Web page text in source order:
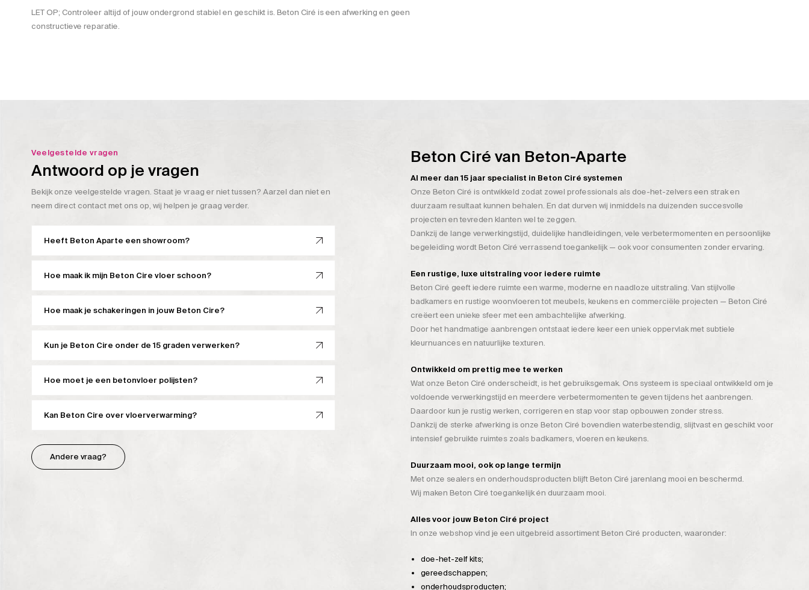
LET OP; Controleer altijd of jouw ondergrond stabiel en geschikt is. Beton Ciré is een afwerking en geen
constructieve reparatie.
Veelgestelde vragen
Antwoord op je vragen
Bekijk onze veelgestelde vragen. Staat je vraag er niet tussen? Aarzel dan niet en
neem direct contact met ons op, wij helpen je graag verder.
Heeft Beton Aparte een showroom?
Hoe maak ik mijn Beton Cire vloer schoon?
Hoe maak je schakeringen in jouw Beton Cire?
Kun je Beton Cire onder de 15 graden verwerken?
Hoe moet je een betonvloer polijsten?
Kan Beton Cire over vloerverwarming?
Andere vraag?
Beton Ciré van Beton-Aparte
Al meer dan 15 jaar specialist in Beton Ciré systemen
Onze Beton Ciré is ontwikkeld zodat zowel professionals als doe-het-zelvers een strak en
duurzaam resultaat kunnen behalen. En dat durven wij inmiddels na duizenden succesvolle
projecten en tevreden klanten wel te zeggen.
Dankzij de lange verwerkingstijd, duidelijke handleidingen, vele verbetermomenten en persoonlijke
begeleiding wordt Beton Ciré verrassend toegankelijk — ook voor consumenten zonder ervaring.
Een rustige, luxe uitstraling voor iedere ruimte
Beton Ciré geeft iedere ruimte een warme, moderne en naadloze uitstraling. Van stijlvolle
badkamers en rustige woonvloeren tot meubels, keukens en commerciële projecten — Beton Ciré
creëert een unieke sfeer met een ambachtelijke afwerking.
Door het handmatige aanbrengen ontstaat iedere keer een uniek oppervlak met subtiele
kleurnuances en natuurlijke texturen.
Ontwikkeld om prettig mee te werken
Wat onze Beton Ciré onderscheidt, is het gebruiksgemak. Ons systeem is speciaal ontwikkeld om je
voldoende verwerkingstijd en meerdere verbetermomenten te geven tijdens het aanbrengen.
Daardoor kun je rustig werken, corrigeren en stap voor stap opbouwen zonder stress.
Dankzij de sterke afwerking is onze Beton Ciré bovendien waterbestendig, slijtvast en geschikt voor
intensief gebruikte ruimtes zoals badkamers, vloeren en keukens.
Duurzaam mooi, ook op lange termijn
Met onze sealers en onderhoudsproducten blijft Beton Ciré jarenlang mooi en beschermd.
Wij maken Beton Ciré toegankelijk én duurzaam mooi.
Alles voor jouw Beton Ciré project
In onze webshop vind je een uitgebreid assortiment Beton Ciré producten, waaronder:
doe-het-zelf kits;
gereedschappen;
onderhoudsproducten;